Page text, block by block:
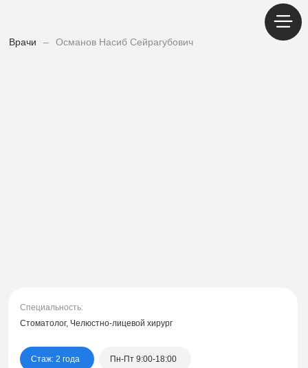
Османов Насиб Сейрагубович
–
Врачи
Пн-Пт 9:00-18:00
Стаж: 2 года
Стоматолог, Челюстно-лицевой хирург
Специальность: